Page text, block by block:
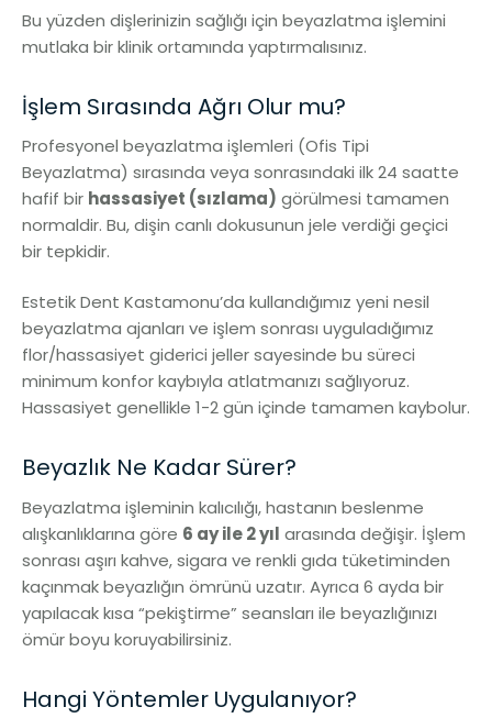
Bu yüzden dişlerinizin sağlığı için beyazlatma işlemini
mutlaka bir klinik ortamında yaptırmalısınız.
İşlem Sırasında Ağrı Olur mu?
Profesyonel beyazlatma işlemleri (Ofis Tipi
Beyazlatma) sırasında veya sonrasındaki ilk 24 saatte
hafif bir hassasiyet (sızlama) görülmesi tamamen
normaldir. Bu, dişin canlı dokusunun jele verdiği geçici
bir tepkidir.
Estetik Dent Kastamonu’da kullandığımız yeni nesil
beyazlatma ajanları ve işlem sonrası uyguladığımız
flor/hassasiyet giderici jeller sayesinde bu süreci
minimum konfor kaybıyla atlatmanızı sağlıyoruz.
Hassasiyet genellikle 1-2 gün içinde tamamen kaybolur.
Beyazlık Ne Kadar Sürer?
Beyazlatma işleminin kalıcılığı, hastanın beslenme
alışkanlıklarına göre 6 ay ile 2 yıl arasında değişir. İşlem
sonrası aşırı kahve, sigara ve renkli gıda tüketiminden
kaçınmak beyazlığın ömrünü uzatır. Ayrıca 6 ayda bir
yapılacak kısa “pekiştirme” seansları ile beyazlığınızı
ömür boyu koruyabilirsiniz.
Hangi Yöntemler Uygulanıyor?